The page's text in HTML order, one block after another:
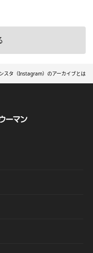
スタ（Instagram）のアーカイブとは